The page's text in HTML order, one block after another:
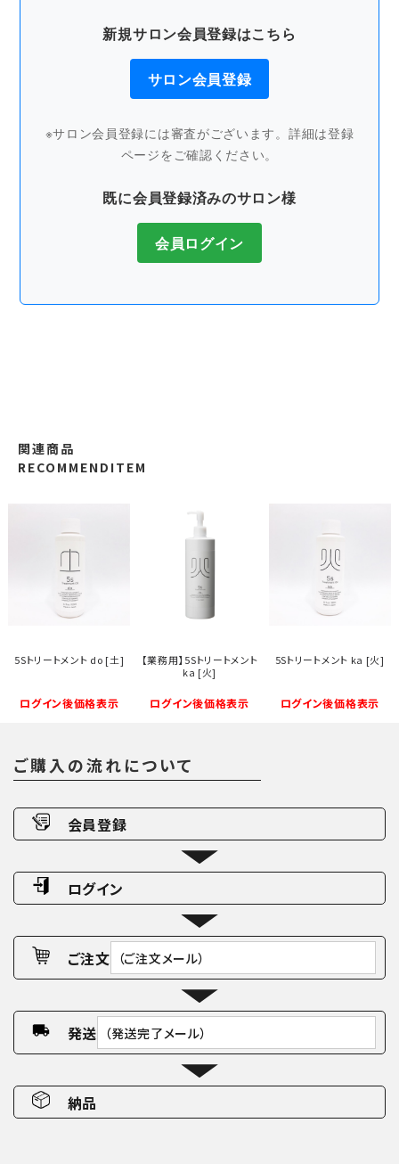
新規サロン会員登録はこちら
サロン会員登録
※サロン会員登録には審査がございます。詳細は登録
ページをご確認ください。
既に会員登録済みのサロン様
会員ログイン
関連商品
RECOMMENDITEM
5Sトリートメント do [土]
ログイン後価格表示
【業務用】5Sトリートメント
ka [火]
ログイン後価格表示
5Sトリートメント ka [火]
ログイン後価格表示
ご購入の流れについて
会員登録
ログイン
ご注文 （ご注文メール）
発送 （発送完了メール）
納品